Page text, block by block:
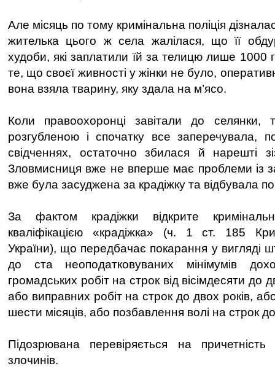
Але місяць по тому кримінальна поліція
жителька цього ж села жалілася, що її
худоби, які заплатили їй за телицю лише 1000
те, що своєї живності у жінки не було,
вона взяла тварину, яку здала на м’ясо.
Коли правоохоронці завітали до селянки,
розгубленою і спочатку все заперечувала,
свідченнях, остаточно збилася й нарешті
Зловмисниця вже не вперше має проблеми із
вже була засуджена за крадіжку та відбувала
За фактом крадіжки відкрите
кваліфікацією «крадіжка» (ч. 1 ст. 185
України), що передбачає покарання у вигляді
до ста неоподатковуваних мінімумів
громадських робіт на строк від вісімдесяти до
або виправних робіт на строк до двох років,
шести місяців, або позбавлення волі на строк
Підозрювана перевіряється на
злочинів.